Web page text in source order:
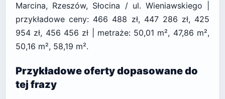
Marcina, Rzeszów, Słocina / ul. Wieniawskiego |
przykładowe ceny: 466 488 zł, 447 286 zł, 425
954 zł, 456 456 zł | metraże: 50,01 m², 47,86 m²,
50,16 m², 58,19 m².
Przykładowe oferty dopasowane do
tej frazy